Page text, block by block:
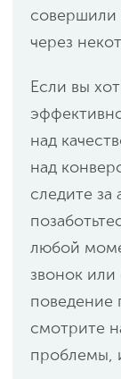
совершили
через
Если вы
над
над
следите
любой
звонок или
поведение
смотрите
проблемы,